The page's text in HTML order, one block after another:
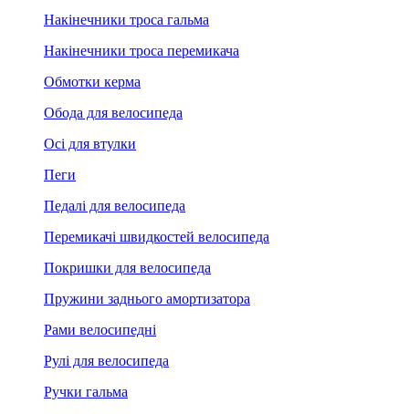
Накінечники троса гальма
Накінечники троса перемикача
Обмотки керма
Обода для велосипеда
Осі для втулки
Пеги
Педалі для велосипеда
Перемикачі швидкостей велосипеда
Покришки для велосипеда
Пружини заднього амортизатора
Рами велосипедні
Рулі для велосипеда
Ручки гальма